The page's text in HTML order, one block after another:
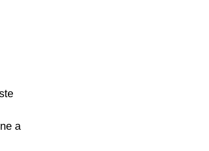
a